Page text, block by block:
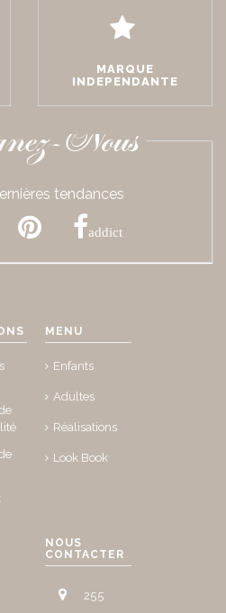
MARQUE
INDEPENDANTE
Nous
tendances
addict
MENU
Enfants
Adultes
Réalisations
Look Book
NOUS
CONTACTER
255